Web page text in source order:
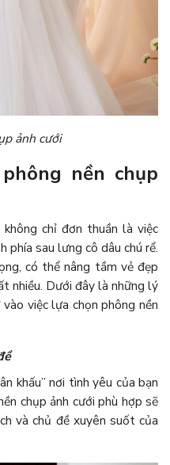
ảnh cưới
nền chụp
chỉ đơn thuần là việc
phía sau lưng cô dâu chú rể.
có thể nâng tầm vẻ đẹp
nhiều. Dưới đây là những lý
việc lựa chọn phông nền
khấu” nơi tình yêu của bạn
chụp ảnh cưới phù hợp sẽ
và chủ đề xuyên suốt của